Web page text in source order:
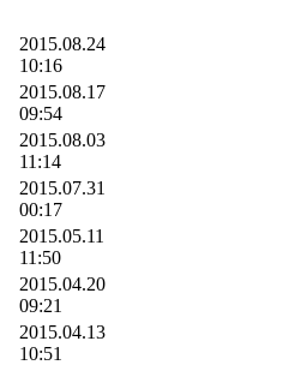
2015.08.24
10:16
2015.08.17
09:54
2015.08.03
11:14
2015.07.31
00:17
2015.05.11
11:50
2015.04.20
09:21
2015.04.13
10:51